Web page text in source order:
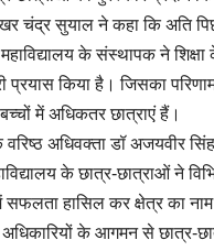
चंद्र सुयाल ने कहा कि अति
के संस्थापक ने शिक्षा
प्रयास किया है। जिसका
में अधिकतर छात्राएं हैं।
वरिष्ठ अधिवक्ता डॉ अजयवीर
के छात्र-छात्राओं ने
सफलता हासिल कर क्षेत्र का
अधिकारियों के आगमन से छात्र-